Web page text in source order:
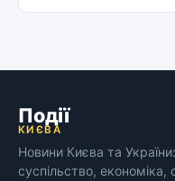
Події
КИЄВА
Новини Києва та
суспільство,